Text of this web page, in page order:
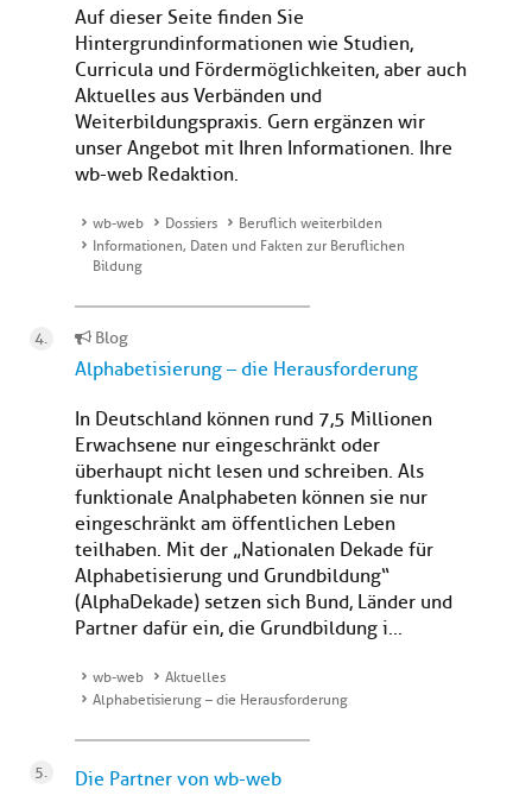
Auf dieser Seite finden Sie
Hintergrundinformationen wie Studien,
Curricula und Fördermöglichkeiten, aber auch
Aktuelles aus Verbänden und
Weiterbildungspraxis. Gern ergänzen wir
unser Angebot mit Ihren Informationen. Ihre
wb-web Redaktion.
wb-web Dossiers
Beruflich weiterbilden
Informationen, Daten und Fakten zur Beruflichen
Bildung
Blog
Alphabetisierung – die Herausforderung
In Deutschland können rund 7,5 Millionen
Erwachsene nur eingeschränkt oder
überhaupt nicht lesen und schreiben. Als
funktionale Analphabeten können sie nur
eingeschränkt am öffentlichen Leben
teilhaben. Mit der „Nationalen Dekade für
Alphabetisierung und Grundbildung“
(AlphaDekade) setzen sich Bund, Länder und
Partner dafür ein, die Grundbildung i...
wb-web
Aktuelles
Alphabetisierung – die Herausforderung
Die Partner von wb-web